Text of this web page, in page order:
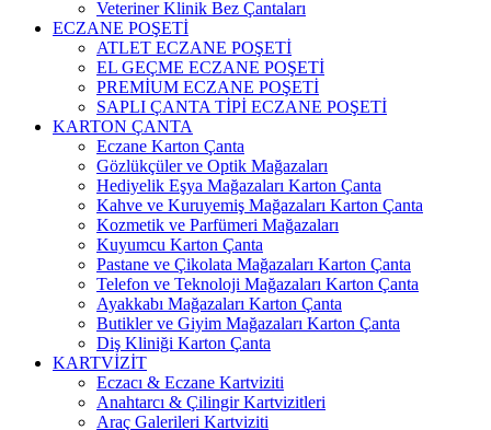
Veteriner Klinik Bez Çantaları
ECZANE POŞETİ
ATLET ECZANE POŞETİ
EL GEÇME ECZANE POŞETİ
PREMİUM ECZANE POŞETİ
SAPLI ÇANTA TİPİ ECZANE POŞETİ
KARTON ÇANTA
Eczane Karton Çanta
Gözlükçüler ve Optik Mağazaları
Hediyelik Eşya Mağazaları Karton Çanta
Kahve ve Kuruyemiş Mağazaları Karton Çanta
Kozmetik ve Parfümeri Mağazaları
Kuyumcu Karton Çanta
Pastane ve Çikolata Mağazaları Karton Çanta
Telefon ve Teknoloji Mağazaları Karton Çanta
Ayakkabı Mağazaları Karton Çanta
Butikler ve Giyim Mağazaları Karton Çanta
Diş Kliniği Karton Çanta
KARTVİZİT
Eczacı & Eczane Kartviziti
Anahtarcı & Çilingir Kartvizitleri
Araç Galerileri Kartviziti